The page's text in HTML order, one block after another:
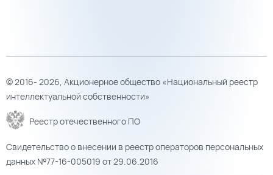
© 2016- 2026, Акционерное общество «Национальный реестр
интеллектуальной собственности»
Реестр отечественного ПО
Свидетельство о внесении в реестр операторов персональных
данных №77-16-005019 от 29.06.2016